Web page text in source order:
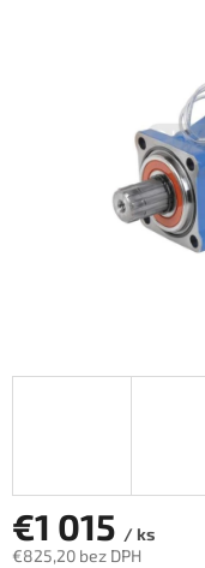
€1 015 / ks
€825,20 bez DPH